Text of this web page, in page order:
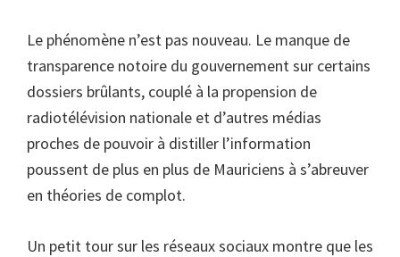
Le phénomène n’est pas nouveau. Le manque de
transparence notoire du gouvernement sur certains
dossiers brûlants, couplé à la propension de
radiotélévision nationale et d’autres médias
proches de pouvoir à distiller l’information
poussent de plus en plus de Mauriciens à s’abreuver
en théories de complot.
Un petit tour sur les réseaux sociaux montre que les